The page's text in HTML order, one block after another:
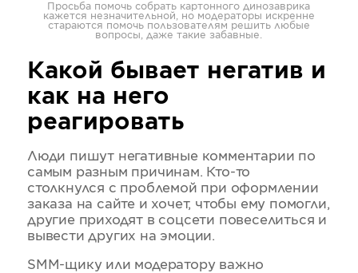
Просьба помочь собрать картонного динозаврика
кажется незначительной, но модераторы искренне
стараются помочь пользователям решить любые
вопросы, даже такие забавные.
Какой бывает негатив и
как на него
реагировать
Люди пишут негативные комментарии по
самым разным причинам. Кто-то
столкнулся с проблемой при оформлении
заказа на сайте и хочет, чтобы ему помогли,
другие приходят в соцсети повеселиться и
вывести других на эмоции.
SMM-щику или модератору важно